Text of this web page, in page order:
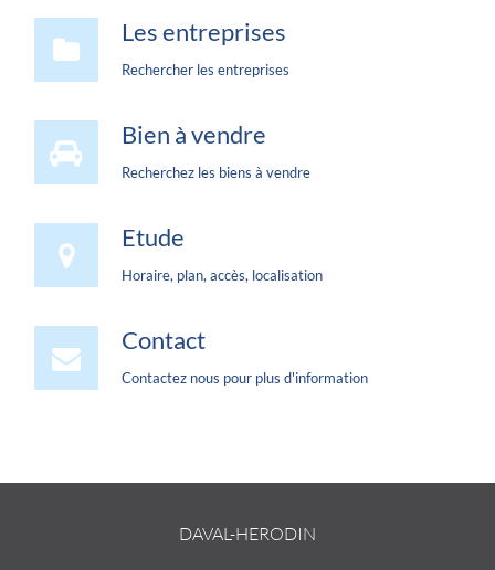
Les entreprises
Rechercher les entreprises
Bien à vendre
Recherchez les biens à vendre
Etude
Horaire, plan, accès, localisation
Contact
Contactez nous pour plus d'information
DAVAL-HERODIN